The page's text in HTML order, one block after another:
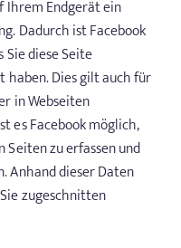
Ihrem Endgerät ein
Dadurch ist Facebook
Sie diese Seite
haben. Dies gilt auch für
in Webseiten
es Facebook möglich,
Seiten zu erfassen und
Anhand dieser Daten
zugeschnitten